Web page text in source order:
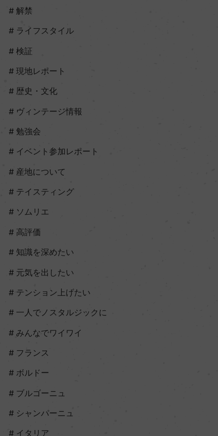
解禁
ライフスタイル
検証
現地レポート
歴史・文化
ヴィンテージ情報
勉強会
イベント参加レポート
産地について
テイスティング
ソムリエ
高評価
知識を深めたい
元気を出したい
テンション上げたい
一人でノスタルジックに
みんなでワイワイ
フランス
ボルドー
ブルゴーニュ
シャンパーニュ
イタリア